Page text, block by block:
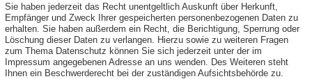
Sie haben jederzeit das Recht unentgeltlich Auskunft über Herkunft,
Empfänger und Zweck Ihrer gespeicherten personenbezogenen Daten zu
erhalten. Sie haben außerdem ein Recht, die Berichtigung, Sperrung oder
Löschung dieser Daten zu verlangen. Hierzu sowie zu weiteren Fragen
zum Thema Datenschutz können Sie sich jederzeit unter der im
Impressum angegebenen Adresse an uns wenden. Des Weiteren steht
Ihnen ein Beschwerderecht bei der zuständigen Aufsichtsbehörde zu.